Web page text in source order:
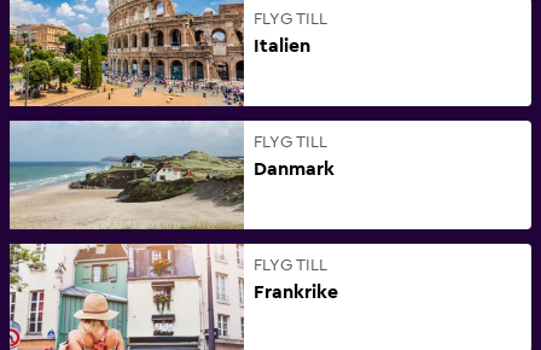
FLYG TILL
Italien
FLYG TILL
Danmark
FLYG TILL
Frankrike